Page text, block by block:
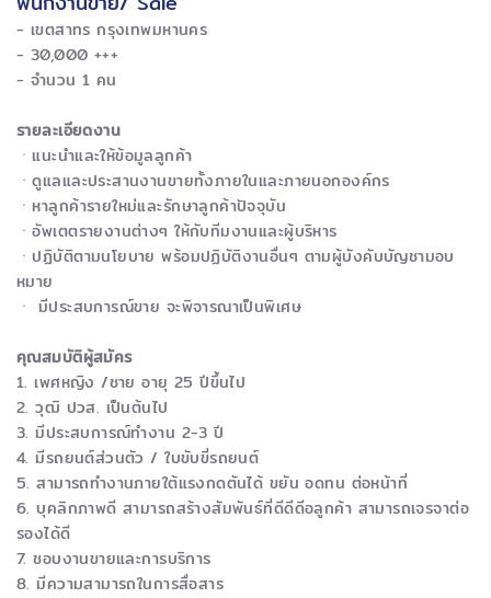
​- เขตสาทร กรุงเทพมหานคร
- 30,000 +++
- จำนวน 1 คน
รายละเอียดงาน
ㆍแนะนำและให้ข้อมูลลูกค้า
ㆍดูแลและประสานงานขายทั้งภายในและภายนอกองค์กร
ㆍหาลูกค้ารายใหม่และรักษาลูกค้าปัจจุบัน
ㆍอัพเตตรายงานต่างๆ ให้กับทีมงานและผู้บริหาร
ㆍปฏิบัติตามนโยบาย พร้อมปฏิบัติงานอื่นๆ ตามผู้บังคับบัญชามอบ
หมาย
ㆍ มีประสบการณ์ขาย จะพิจารณาเป็นพิเศษ
คุณสมบัติผู้สมัคร
1. เพศหญิง /ชาย อายุ 25 ปีขึ้นไป
2. วุฒิ ปวส. เป็นต้นไป
3. มีประสบการณ์ทำงาน 2-3 ปี
4. มีรถยนต์ส่วนตัว / ใบขับขี่รถยนต์
5. สามารถทำงานภายใต้แรงกดตันได้ ขยัน อดทน ต่อหน้าที่
6. บุคลิกภาพดี สามารถสร้างสัมพันธ์ที่ดีดีดีอลูกค้า สามารถเจรจาต่อ
รองได้ดี
7. ชอบงานขายและการบริการ
8. มีความสามารถในการสื่อสาร